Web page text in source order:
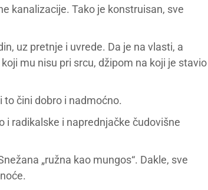
kanalizacije. Tako je konstruisan, sve
uz pretnje i uvrede. Da je na vlasti, a
mu nisu pri srcu, džipom na koji je stavio
čini dobro i nadmoćno.
i radikalske i naprednjačke čudovišne
„ružna kao mungos“. Dakle, sve